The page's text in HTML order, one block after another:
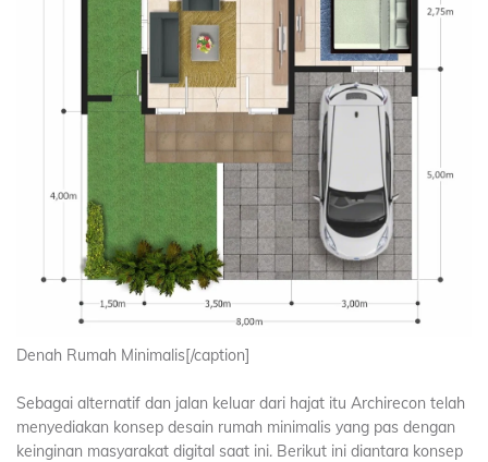
Denah Rumah Minimalis[/caption]
Sebagai alternatif dan jalan keluar dari hajat itu Archirecon telah
menyediakan konsep desain rumah minimalis yang pas dengan
keinginan masyarakat digital saat ini. Berikut ini diantara konsep